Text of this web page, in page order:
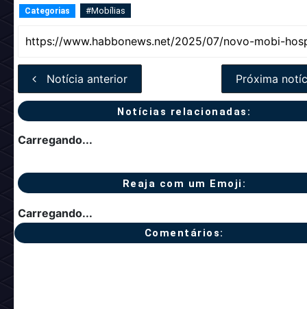
Categorias #Mobílias
Notícia anterior Próxima
Notícias relacionadas:
Carregando...
Reaja com um Emoji:
Carregando...
Comentários: